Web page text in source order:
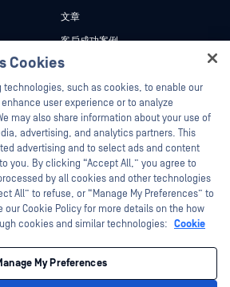
文章
客戶成功案例
新聞稿
新聞報導
網路研討會
產品型錄
白皮書
免費工具
。OPSWAT、MetaDefender、Metascan、
no File. Trust No Device.、OPSWAT 、Protecting the
Deep CDR™ Technology、InQuest、InQuest標誌、
及 Join the Hunt 均為OPSWAT 之商標。第三
Cookies
technologies, such as cookies, to enable our
user experience or to analyze
may also share information about your use of
advertising, and analytics partners. This
advertising and to select ads and content
you. By clicking “Accept All,” you agree to
by all cookies and other technologies
All” to refuse, or “Manage My Preferences” to
our Cookie Policy for more details on the how
cookies and similar technologies: Cookie
My Preferences
there!
Ozzy, your OPSWAT virtual assistant.
can I help you secure what's critical